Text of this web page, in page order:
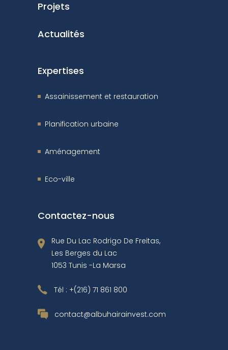
Projets
Actualités
Expertises
Assainissement et restauration
Planification urbaine
Aménagement
Eco-ville
Contactez-nous
Rue Du Lac Rodrigo De Freitas,
Les Berges du Lac
1053 Tunis -La Marsa
Tél : +(216) 71 861 800
contact@albuhairainvest.com